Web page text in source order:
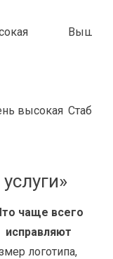
Выше
высокая
чаще всего
исправляют
логотипа,